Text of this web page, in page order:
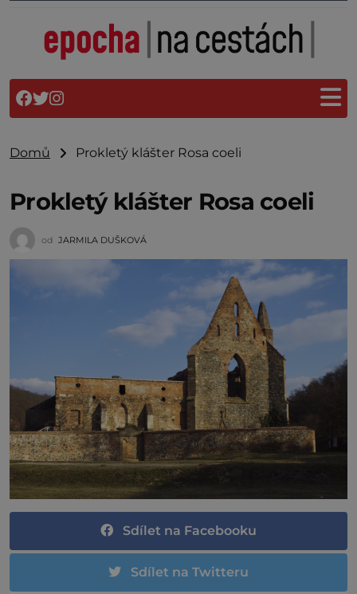
Domů Prokletý klášter Rosa coeli
Prokletý klášter Rosa coeli
od JARMILA DUŠKOVÁ
Sdílet na Facebooku
Sdílet na Twitteru